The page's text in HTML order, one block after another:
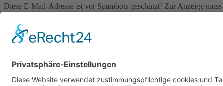
Diese E-Mail-Adresse ist vor Spambots geschützt! Zur Anzeige
Telefon Service-Team
Tel: 0261-1349 5200
Tel: 0172-546 19 20
Kontakt